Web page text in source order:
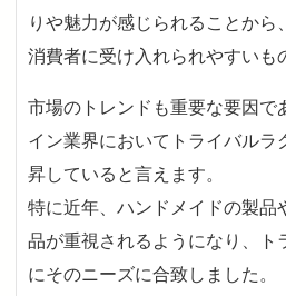
りや魅力が感じられることから
消費者に受け入れられやすいも
市場のトレンドも重要な要因で
イン業界においてトライバルラ
昇していると言えます。
特に近年、ハンドメイドの製品
品が重視されるようになり、ト
にそのニーズに合致しました。